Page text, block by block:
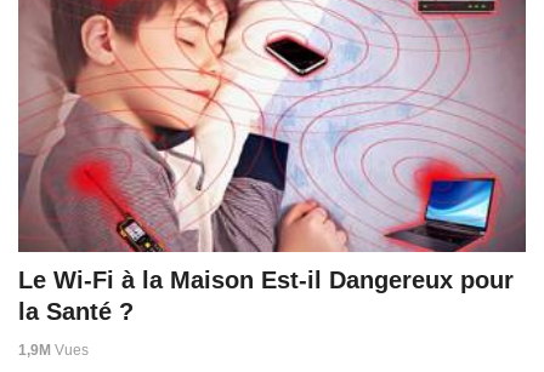
Le Wi-Fi à la Maison Est-il Dangereux pour
la Santé ?
1,9M Vues